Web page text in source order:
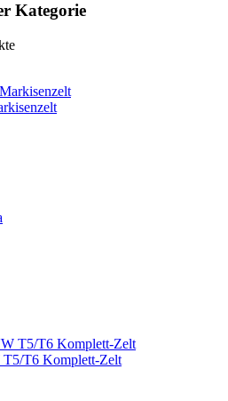
Kategorie
T5/T6 Komplett-Zelt